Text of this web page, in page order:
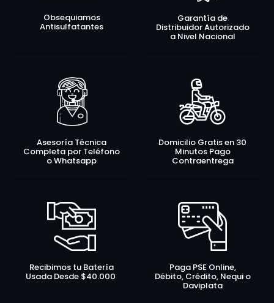
Obsequiamos
Antisulfatantes
Garantía de
Distribuidor Autorizado
a Nivel Nacional
Asesoría Técnica
Completa por Teléfono
o Whatsapp
Domicilio Gratis en 30
Minutos Pago
Contraentrega
Recibimos tu Batería
Usada Desde $40.000
Paga PSE Online,
Débito, Crédito, Nequi o
Daviplata